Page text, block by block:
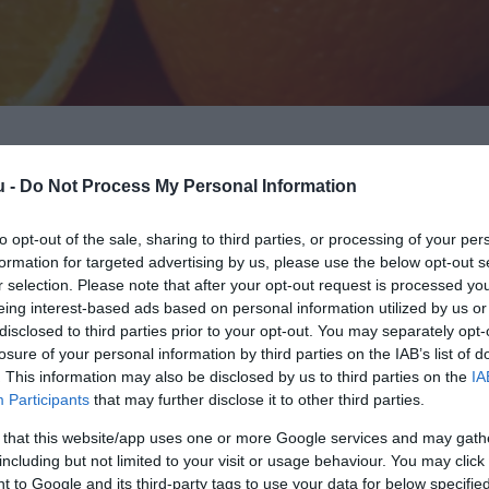
- Do Not Process My Personal Information
opt-out of the sale, sharing to third parties, or processing of your
for targeted advertising by us, please use the below opt-out
selection. Please note that after your opt-out request is processed
interest-based ads based on personal information utilized by us
to third parties prior to your opt-out. You may separately
of your personal information by third parties on the IAB’s list of
This information may also be disclosed by us to third parties on the
Participants that may further disclose it to other third parties.
that this website/app uses one or more Google services and may
but not limited to your visit or usage behaviour. You may
to Google and its third-party tags to use your data for below
REJT, MINT A NARANCS
ha C-vitaminról esik szó – pedig van egy
ráadásul jóval többet tartalmaz a szervezet
Míg a narancs 100 grammonként átlagosan 59
mennyiségben körülbelül 85 milligramm
vonatkozik, főzés hatására ugyanis a